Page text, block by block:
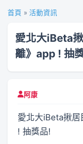
首頁 » 活動資訊
愛北大iBeta
離》app ! 抽
阿康
愛北大iBeta揪
! 抽獎品!